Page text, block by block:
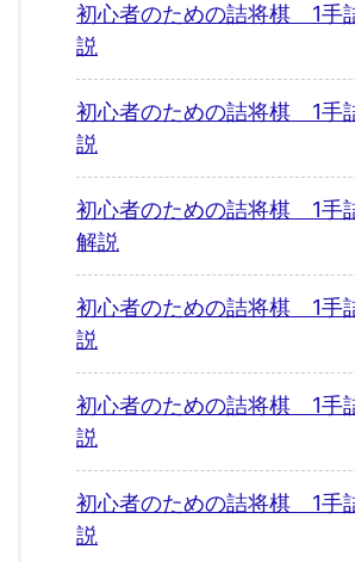
初心者のための詰将棋 1
説
初心者のための詰将棋 1
説
初心者のための詰将棋 1
解説
初心者のための詰将棋 1
説
初心者のための詰将棋 1
説
初心者のための詰将棋 1
説